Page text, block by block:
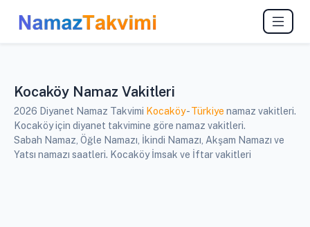
Kocaköy Namaz Vakitleri
2026 Diyanet Namaz Takvimi Kocaköy-Türkiye namaz vakitleri.
Kocaköy için diyanet takvimine göre namaz vakitleri.
Sabah Namaz, Öğle Namazı, İkindi Namazı, Akşam Namazı ve
Yatsı namazı saatleri. Kocaköy İmsak ve İftar vakitleri